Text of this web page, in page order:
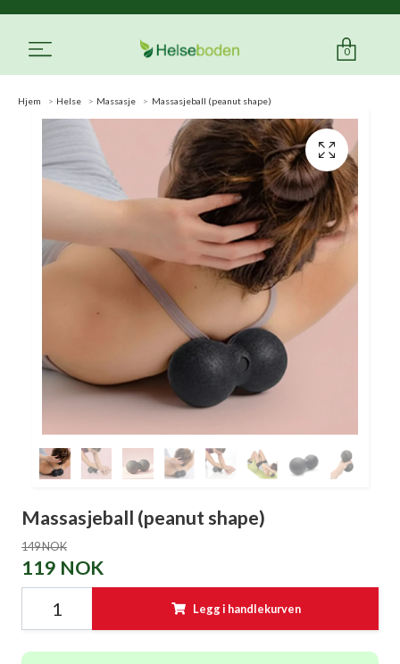
0
Hjem Helse Massasje Massasjeball (peanut shape)
Massasjeball (peanut shape)
149 NOK
119 NOK
Legg i handlekurven